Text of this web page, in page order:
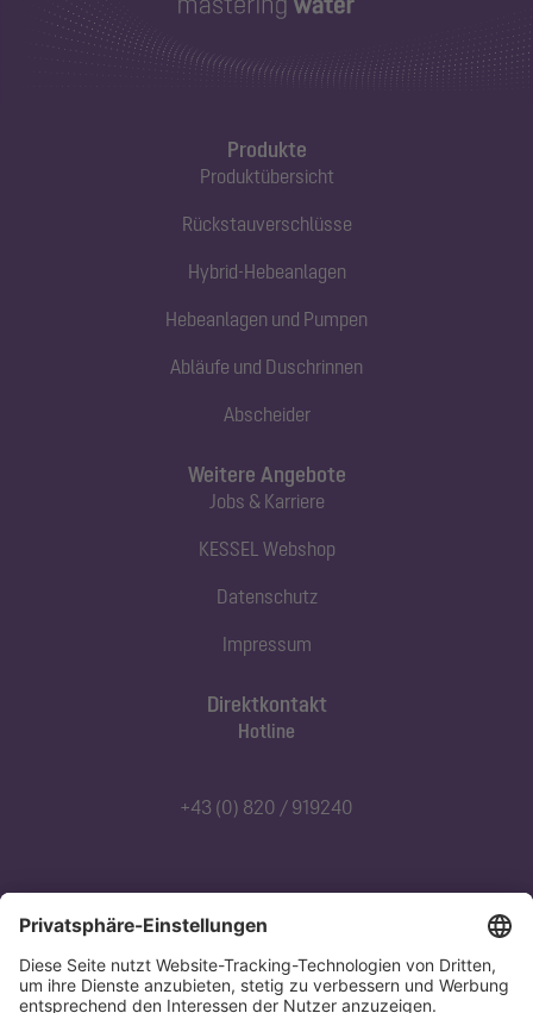
Produkte
Produktübersicht
Rückstauverschlüsse
Hybrid-Hebeanlagen
Hebeanlagen und Pumpen
Abläufe und Duschrinnen
Abscheider
Direktkontakt
Hotline
+43 (0) 820 / 919240
Abonnieren Sie unseren Newsletter
Jetzt anmelden
Weitere Angebote
Jobs & Karriere
KESSEL Webshop
Datenschutz
Impressum